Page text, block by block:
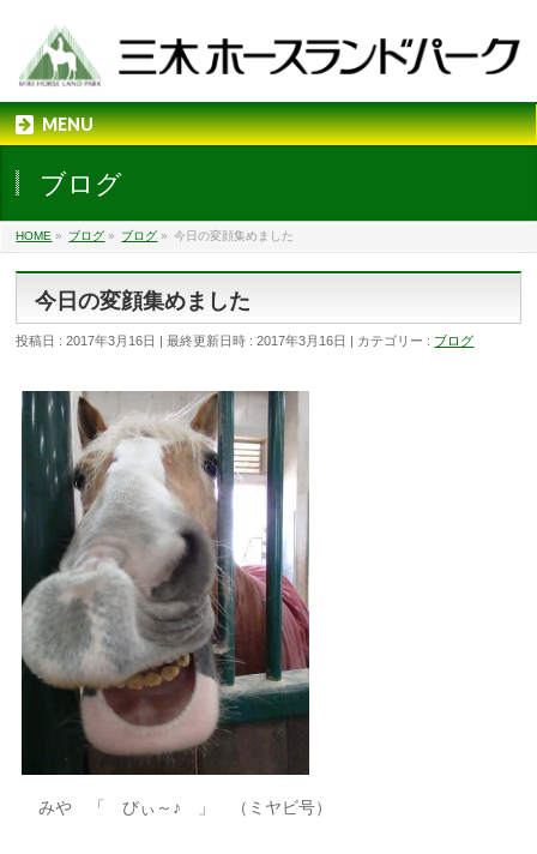
MENU
ブログ
HOME » ブログ » ブログ » 今日の変顔集めました
今日の変顔集めました
投稿日 : 2017年3月16日 最終更新日時 : 2017年3月16日 カテゴリー : ブログ
みや 「 びぃ～♪ 」 （ミヤビ号）